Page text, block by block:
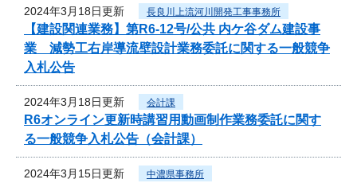
2024年3月18日更新 長良川上流河川開発工事事務所
【建設関連業務】第R6-12号/公共 内ケ谷ダム建設事
業 減勢工右岸導流壁設計業務委託に関する一般競争
入札公告
2024年3月18日更新 会計課
R6オンライン更新時講習用動画制作業務委託に関す
る一般競争入札公告（会計課）
2024年3月15日更新 中濃県事務所